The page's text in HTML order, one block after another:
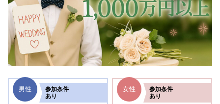
男性 参加条件
あり
女性 参加条件
あり